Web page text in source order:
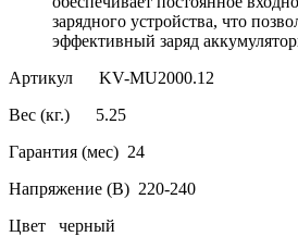
зарядного устройства, что
эффективный заряд
Артикул KV-MU2000.12
Вес (кг.) 5.25
Гарантия (мес) 24
Напряжение (В) 220-240
Цвет черный